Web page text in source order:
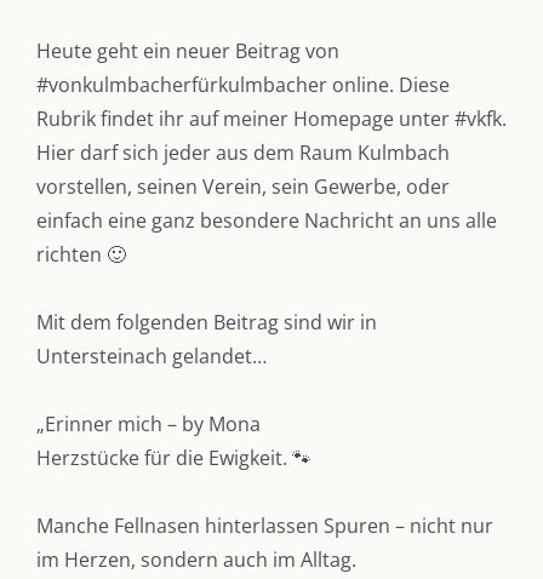
Heute geht ein neuer Beitrag von
#vonkulmbacherfürkulmbacher online. Diese
Rubrik findet ihr auf meiner Homepage unter#vkfk.
Hier darf sich jeder aus dem Raum Kulmbach
vorstellen, seinen Verein, sein Gewerbe, oder
einfach eine ganz besondere Nachricht an uns alle
richten 🙂
Mit dem folgenden Beitrag sind wir in
Untersteinach gelandet…
„Erinner mich – by Mona
Herzstücke für die Ewigkeit. 🐾
Manche Fellnasen hinterlassen Spuren – nicht nur
im Herzen, sondern auch im Alltag.